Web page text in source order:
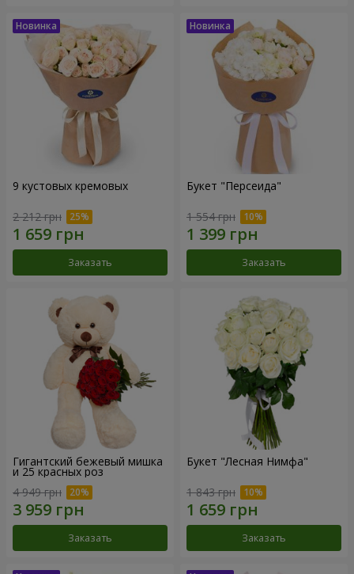
9 кустовых кремовых
2 212 грн
Заказать
Букет "Персеида"
1 554 грн
Заказать
Гигантский бежевый мишка
и 25 красных роз
4 949 грн
Заказать
Букет "Лесная Нимфа"
1 843 грн
Заказать